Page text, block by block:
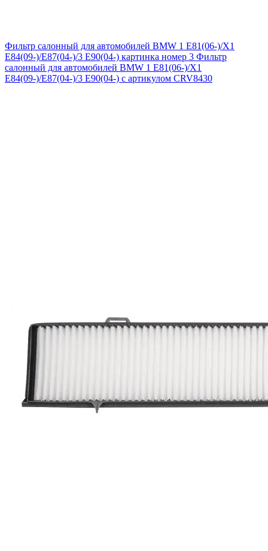
Фильтр салонный для автомобилей BMW 1 E81(06-)/X1
E84(09-)/E87(04-)/3 E90(04-) картинка номер 3 Фильтр
салонный для автомобилей BMW 1 E81(06-)/X1
E84(09-)/E87(04-)/3 E90(04-) с артикулом CRV8430